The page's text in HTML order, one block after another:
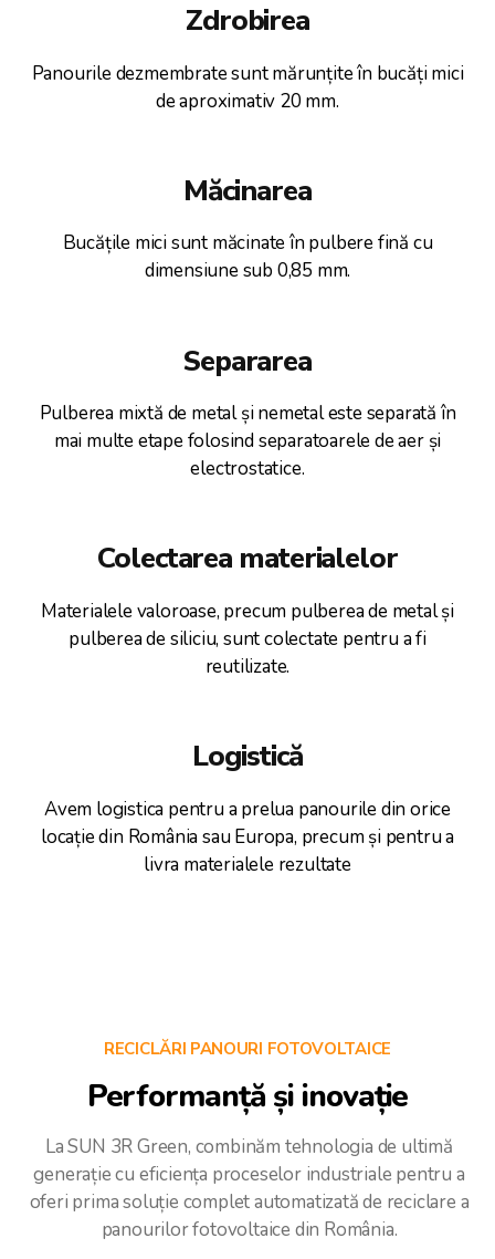
Zdrobirea
Panourile dezmembrate sunt mărunțite în bucăți mici
de aproximativ 20 mm.
Măcinarea
Bucățile mici sunt măcinate în pulbere fină cu
dimensiune sub 0,85 mm.
Separarea
Pulberea mixtă de metal și nemetal este separată în
mai multe etape folosind separatoarele de aer și
electrostatice.
Colectarea materialelor
Materialele valoroase, precum pulberea de metal și
pulberea de siliciu, sunt colectate pentru a fi
reutilizate.
Logistică
Avem logistica pentru a prelua panourile din orice
locație din România sau Europa, precum și pentru a
livra materialele rezultate
RECICLĂRI PANOURI FOTOVOLTAICE
Performanță și inovație
La SUN 3R Green, combinăm tehnologia de ultimă
generație cu eficiența proceselor industriale pentru a
oferi prima soluție complet automatizată de reciclare a
panourilor fotovoltaice din România.